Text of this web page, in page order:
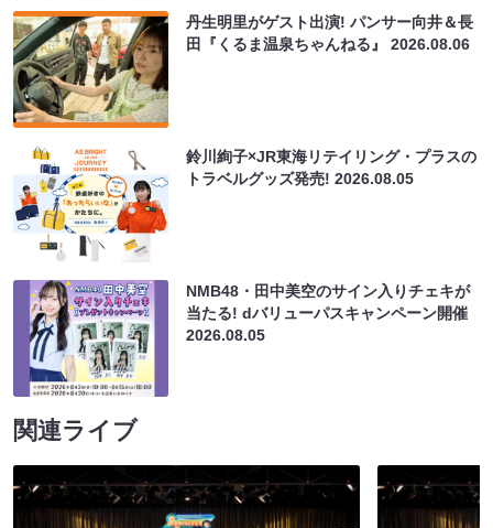
丹生明里がゲスト出演! パンサー向井＆長
田『くるま温泉ちゃんねる』2026.08.06
鈴川絢子×JR東海リテイリング・プラスの
トラベルグッズ発売!2026.08.05
NMB48・田中美空のサイン入りチェキが
当たる! dバリューパスキャンペーン開催
2026.08.05
関連ライブ